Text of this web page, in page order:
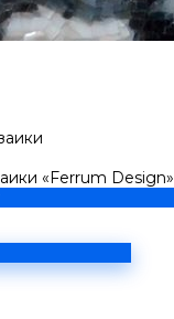
«Ferrum Design»